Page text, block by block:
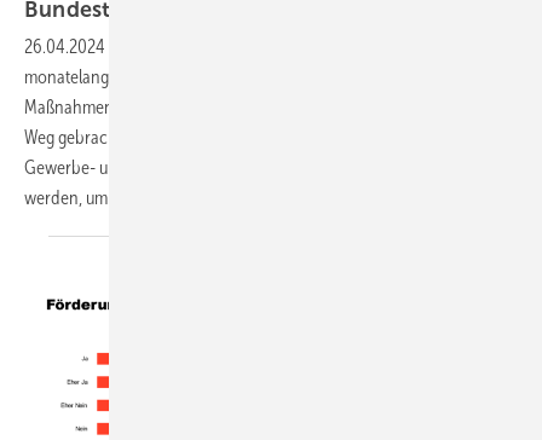
Bundestag verabschiedet das Solarpaket
26.04.2024
monatelangen Hängepartie das Solarpaket I mit zahlreiche
Maßnahmen für einen schnelleren Ausbau der Solarenergie auf den
Weg gebracht. Der BSW Solar rechnet damit, dass nun verstärkt auch
Gewerbe- und Industriebetriebe Solarstromanlagen errichten
werden, um Energiekosten zu